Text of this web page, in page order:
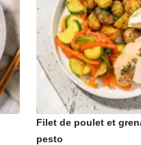
Filet de poulet et
pesto